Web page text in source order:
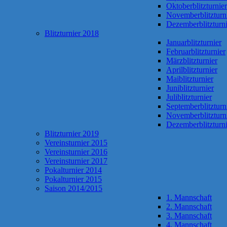
Oktoberblitzturnier
Blitzturnier 2018
Januarblitzturnier
Februarblitzturnier
Märzblitzturnier
Aprilblitzturnier
Maiblitzturnier
Juniblitzturnier
Juliblitzturnier
Blitzturnier 2019
Vereinsturnier 2015
Vereinsturnier 2016
Vereinsturnier 2017
Pokalturnier 2014
Pokalturnier 2015
Saison 2014/2015
1. Mannschaft
2. Mannschaft
3. Mannschaft
4. Mannschaft